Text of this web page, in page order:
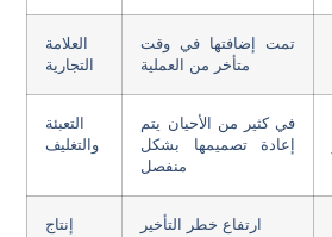
العلامة
التجارية
تمت إضافتها في وقت
متأخر من العملية
التعبئة
والتغليف
في كثير من الأحيان يتم
إعادة تصميمها بشكل
منفصل
إنتاج
ارتفاع خطر التأخير